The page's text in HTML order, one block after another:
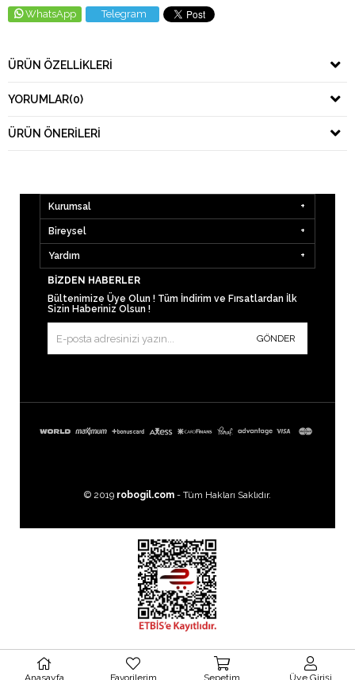
WhatsApp Telegram
ÜRÜN ÖZELLIKLERI
YORUMLAR(0)
ÜRÜN ÖNERILERI
Kurumsal
Bireysel
Yardım
BIZDEN HABERLER
Bültenimize Üye Olun ! Tüm İndirim ve Fırsatlardan İlk
Sizin Haberiniz Olsun !
GÖNDER
© 2019 robogil.com - Tüm Hakları Saklıdır.
Images by Freepik
Anasayfa Favorilerim Sepetim Üye Girişi